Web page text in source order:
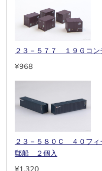
２３－５７７ １９Ｇコン
¥968
２３－５８０Ｃ ４０フ
郵船 ２個入